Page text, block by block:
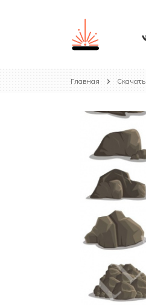
Главная Скачать